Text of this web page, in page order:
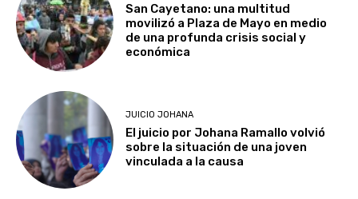
San Cayetano: una multitud
movilizó a Plaza de Mayo en medio
de una profunda crisis social y
económica
JUICIO JOHANA
El juicio por Johana Ramallo volvió
sobre la situación de una joven
vinculada a la causa